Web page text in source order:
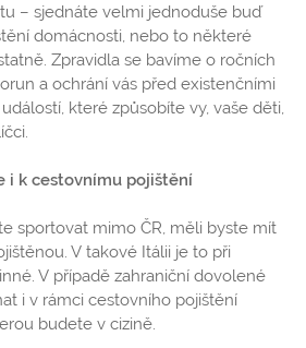
– sjednáte velmi jednoduše buď
domácnosti, nebo to některé
Zpravidla se bavíme o ročních
a ochrání vás před existenčními
které způsobíte vy, vaše děti,
i k cestovnímu pojištění
sportovat mimo ČR, měli byste mít
V takové Itálii je to při
V případě zahraniční dovolené
i v rámci cestovního pojištění
budete v cizině.